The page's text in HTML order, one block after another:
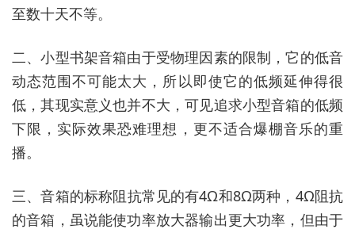
至数十天不等。
二、小型书架音箱由于受物理因素的限制，它的低音
动态范围不可能太大，所以即使它的低频延伸得很
低，其现实意义也并不大，可见追求小型音箱的低频
下限，实际效果恐难理想，更不适合爆棚音乐的重
播。
三、音箱的标称阻抗常见的有4Ω和8Ω两种，4Ω阻抗
的音箱，虽说能使功率放大器输出更大功率，但由于